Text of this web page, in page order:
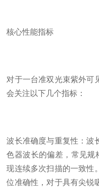
核心性能指标
对于一台准双光束紫外可
会关注以下几个指标：
波长准确度与重复性：波
色器波长的偏差，常见规
现连续多次扫描的一致性
位准确性，对于具有尖锐